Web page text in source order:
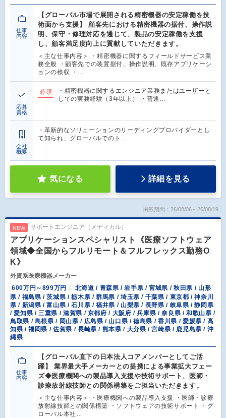
仕事
内容
【グローバル市場で展開される精密機器の安定稼働を技
術面から支援】 顧客先における精密機器の据付、操作説
明、保守・修理対応を通じて、製品の安定稼働を支援
し、顧客満足度向上に貢献していただきます。
＜主な仕事内容＞ ・精密機器に関するフィールドサービス業
務全般 ・顧客先での装置据付、操作説明、既存アプリケーシ
ョンの検収 ・…
応募
資格
必須
・精密機器に関するエンジニア業務またはユーザーと
しての実務経験（3年以上） ・普通…
会社
概要
・革新的なソリューションのリーディングプロバイダーとし
て知られ、グローバルでのト…
気になる 詳細を見る
掲載期間：26/08/06～26/08/19
NEW サポートエンジニア（メディカル）
アプリケーションスペシャリスト《医療ソフトウェア
領域◆全国からフルリモート＆フルフレックス勤務O
K》
外資系医療機器メーカー
600万円～899万円
北海道 / 青森県 / 岩手県 / 宮城県 / 秋田県 / 山形
県 / 福島県 / 茨城県 / 栃木県 / 群馬県 / 埼玉県 / 千葉県 / 東京都 / 神奈川
県 / 新潟県 / 富山県 / 石川県 / 福井県 / 山梨県 / 長野県 / 岐阜県 / 静岡県
/ 愛知県 / 三重県 / 滋賀県 / 京都府 / 大阪府 / 兵庫県 / 奈良県 / 和歌山県 /
鳥取県 / 島根県 / 岡山県 / 広島県 / 山口県 / 徳島県 / 香川県 / 愛媛県 / 高
知県 / 福岡県 / 佐賀県 / 長崎県 / 熊本県 / 大分県 / 宮崎県 / 鹿児島県 / 沖
縄県
仕事
内容
【グローバル直下の日本法人コアメンバーとしてご活
躍】 業界最大手メーカーとの提携による事業拡大フェー
ズ◆医療機関への製品導入支援や技術サポート、医師・
診療放射線技師との関係構築をご担当いただきます。
＜主な仕事内容＞ ・医療機関への製品導入支援 ・医師・診療
放射線技師との関係構築 ・ソフトウェアの技術サポート ・グ
ローバル本社…